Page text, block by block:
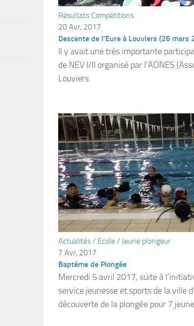
Résultats Compétitions
20 Avr, 2017
Descente de l’Eure à Louviers (26 mars
Il y avait une très importante
de NEV I/II organisé par l’AONES
Louviers.
Actualités / Ecole / Jeune plongeur
7 Avr, 2017
Baptême de Plongée
Mercredi 5 avril 2017, suite à
service jeunesse et sports de la ville
découverte de la plongée pour 7